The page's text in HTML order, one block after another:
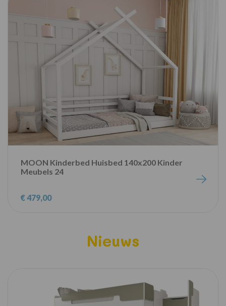
MOON Kinderbed Huisbed 140x200 Kinder
Meubels 24
€ 479,00
Nieuws